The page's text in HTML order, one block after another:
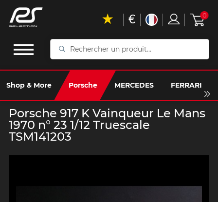
Rechercher
produit...
Shop & More Porsche MERCEDES FERRARI
€ 0
Porsche 917 K Vainqueur Le Mans
1970 n° 23 1/12 Truescale
TSM141203